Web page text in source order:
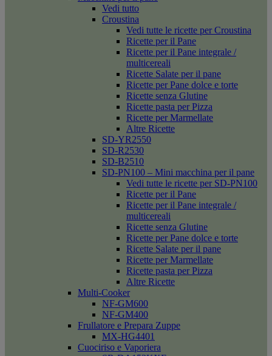
Vedi tutto
Croustina
Vedi tutte le ricette per Croustina
Ricette per il Pane
Ricette per il Pane integrale /
multicereali
Ricette Salate per il pane
Ricette per Pane dolce e torte
Ricette senza Glutine
Ricette pasta per Pizza
Ricette per Marmellate
Altre Ricette
SD-YR2550
SD-R2530
SD-B2510
SD-PN100 – Mini macchina per il pane
Vedi tutte le ricette per SD-PN100
Ricette per il Pane
Ricette per il Pane integrale /
multicereali
Ricette senza Glutine
Ricette per Pane dolce e torte
Ricette Salate per il pane
Ricette per Marmellate
Ricette pasta per Pizza
Altre Ricette
Multi-Cooker
NF-GM600
NF-GM400
Frullatore e Prepara Zuppe
MX-HG4401
Cuociriso e Vaporiera